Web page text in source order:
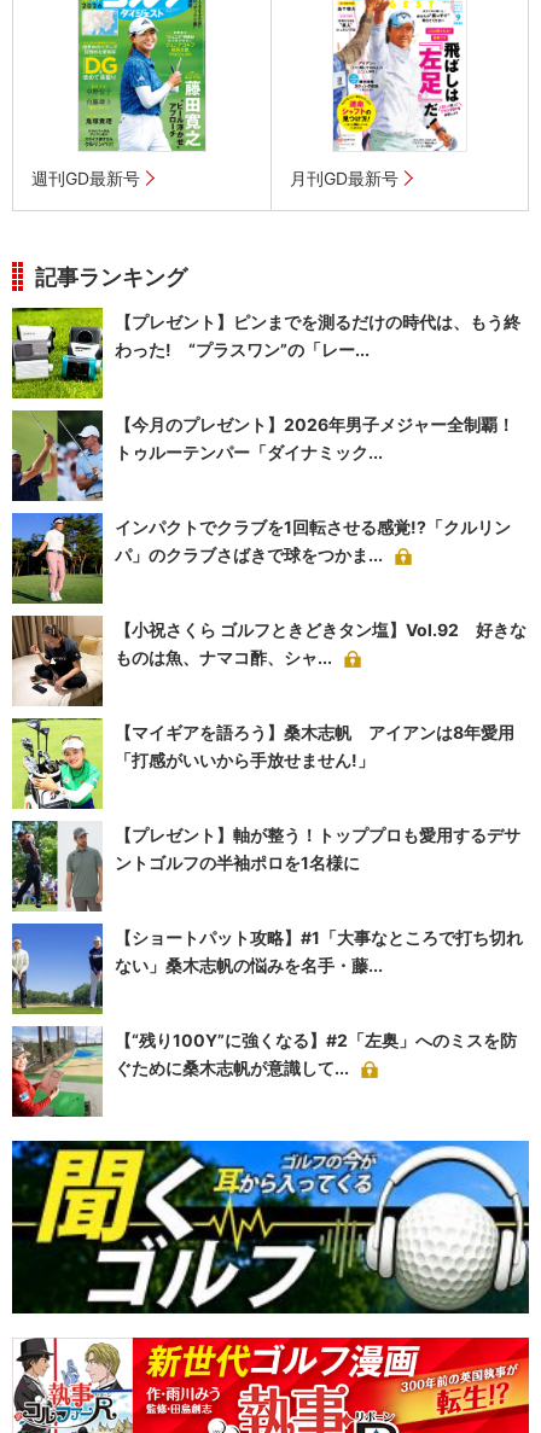
週刊GD最新号 月刊GD最新号
記事ランキング
【プレゼント】ピンまでを測るだけの時代は、もう終
わった! “プラスワン”の「レー...
【今月のプレゼント】2026年男子メジャー全制覇！
トゥルーテンパー「ダイナミック...
インパクトでクラブを1回転させる感覚!?「クルリン
パ」のクラブさばきで球をつかま...
【小祝さくら ゴルフときどきタン塩】Vol.92 好きな
ものは魚、ナマコ酢、シャ...
【マイギアを語ろう】桑木志帆 アイアンは8年愛用
「打感がいいから手放せません!」
【プレゼント】軸が整う！トッププロも愛用するデサ
ントゴルフの半袖ポロを1名様に
【ショートパット攻略】#1「大事なところで打ち切れ
ない」桑木志帆の悩みを名手・藤...
【“残り100Y”に強くなる】#2「左奥」へのミスを防
ぐために桑木志帆が意識して...